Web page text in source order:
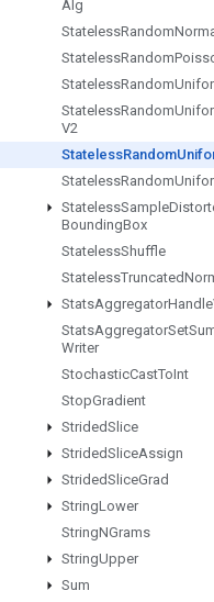
Alg
StatelessRandom
StatelessRandom
StatelessRandom
StatelessRandom
V2
StatelessRandom
StatelessRandom
StatelessSample
BoundingBox
StatelessShuffle
StatelessTruncated
StatsAggregatorHandle
StatsAggregatorSet
Writer
StochasticCastToInt
StopGradient
StridedSlice
StridedSliceAssign
StridedSliceGrad
StringLower
StringNGrams
StringUpper
Sum